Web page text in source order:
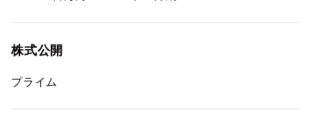
株式公開
プライム